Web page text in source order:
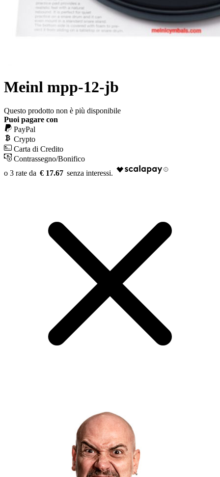
Meinl mpp-12-jb
Questo prodotto non è più disponibile
Puoi pagare con
PayPal
Crypto
Carta di Credito
Contrassegno/Bonifico
€ 17.67